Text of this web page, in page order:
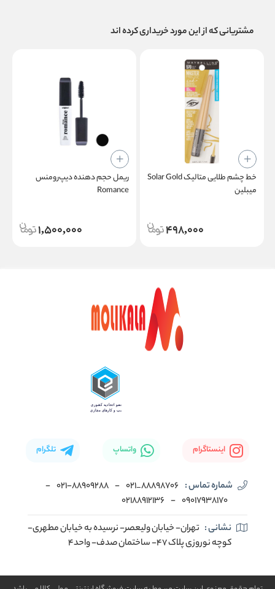
مشتریانی که از این مورد خریداری کرده اند
خط چشم طلایی متالیک Solar Gold
میبلین
498,000
ریمل حجم‌ دهنده دیپ‌رومنس
Romance
1,500,000
اینستاگرام واتساپ تلگرام
شماره تماس : 88898706_021
- ۰۲۱-۸۸۹۰۹۲۸۸ -
۰۹۰۱۷۹۳۸۱۷۰ -
02188912136
نشانی : تهران- خیابان ولیعصر- نرسیده به خیابان مطهری-
کوچه نوروزی پلاک ۴۷- ساختمان صدف- واحد۴